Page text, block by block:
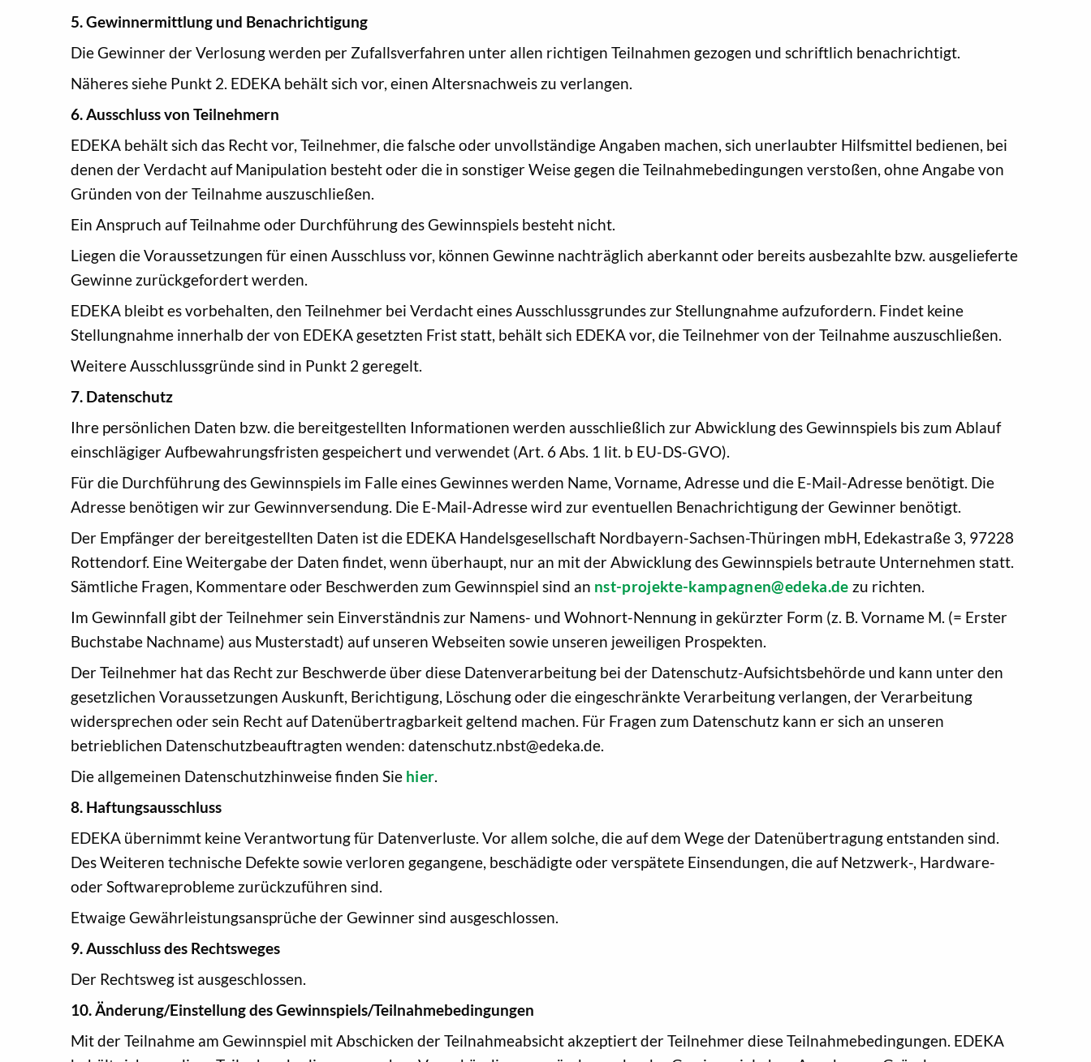
5. Gewinnermittlung und Benachrichtigung
Die Gewinner der Verlosung werden per Zufallsverfahren unter allen richtigen Teilnahmen gezogen und schriftlich benachrichtigt.
Näheres siehe Punkt 2. EDEKA behält sich vor, einen Altersnachweis zu verlangen.
6. Ausschluss von Teilnehmern
EDEKA behält sich das Recht vor, Teilnehmer, die falsche oder unvollständige Angaben machen, sich unerlaubter Hilfsmittel bedienen, bei
denen der Verdacht auf Manipulation besteht oder die in sonstiger Weise gegen die Teilnahmebedingungen verstoßen, ohne Angabe von
Gründen von der Teilnahme auszuschließen.
Ein Anspruch auf Teilnahme oder Durchführung des Gewinnspiels besteht nicht.
Liegen die Voraussetzungen für einen Ausschluss vor, können Gewinne nachträglich aberkannt oder bereits ausbezahlte bzw. ausgelieferte
Gewinne zurückgefordert werden.
EDEKA bleibt es vorbehalten, den Teilnehmer bei Verdacht eines Ausschlussgrundes zur Stellungnahme aufzufordern. Findet keine
Stellungnahme innerhalb der von EDEKA gesetzten Frist statt, behält sich EDEKA vor, die Teilnehmer von der Teilnahme auszuschließen.
Weitere Ausschlussgründe sind in Punkt 2 geregelt.
7. Datenschutz
Ihre persönlichen Daten bzw. die bereitgestellten Informationen werden ausschließlich zur Abwicklung des Gewinnspiels bis zum Ablauf
einschlägiger Aufbewahrungsfristen gespeichert und verwendet (Art. 6 Abs. 1 lit. b EU-DS-GVO).
Für die Durchführung des Gewinnspiels im Falle eines Gewinnes werden Name, Vorname, Adresse und die E-Mail-Adresse benötigt. Die
Adresse benötigen wir zur Gewinnversendung. Die E-Mail-Adresse wird zur eventuellen Benachrichtigung der Gewinner benötigt.
Der Empfänger der bereitgestellten Daten ist die EDEKA Handelsgesellschaft Nordbayern-Sachsen-Thüringen mbH, Edekastraße 3, 97228
Rottendorf. Eine Weitergabe der Daten findet, wenn überhaupt, nur an mit der Abwicklung des Gewinnspiels betraute Unternehmen statt.
Sämtliche Fragen, Kommentare oder Beschwerden zum Gewinnspiel sind an nst-projekte-kampagnen@edeka.de zu richten.
Im Gewinnfall gibt der Teilnehmer sein Einverständnis zur Namens- und Wohnort-Nennung in gekürzter Form (z. B. Vorname M. (= Erster
Buchstabe Nachname) aus Musterstadt) auf unseren Webseiten sowie unseren jeweiligen Prospekten.
Der Teilnehmer hat das Recht zur Beschwerde über diese Datenverarbeitung bei der Datenschutz-Aufsichtsbehörde und kann unter den
gesetzlichen Voraussetzungen Auskunft, Berichtigung, Löschung oder die eingeschränkte Verarbeitung verlangen, der Verarbeitung
widersprechen oder sein Recht auf Datenübertragbarkeit geltend machen. Für Fragen zum Datenschutz kann er sich an unseren
betrieblichen Datenschutzbeauftragten wenden: datenschutz.nbst@edeka.de.
Die allgemeinen Datenschutzhinweise finden Sie hier
8. Haftungsausschluss
EDEKA übernimmt keine Verantwortung für Datenverluste. Vor allem solche, die auf dem Wege der Datenübertragung entstanden sind.
Des Weiteren technische Defekte sowie verloren gegangene, beschädigte oder verspätete Einsendungen, die auf Netzwerk-, Hardware-
oder Softwareprobleme zurückzuführen sind.
Etwaige Gewährleistungsansprüche der Gewinner sind ausgeschlossen.
9. Ausschluss des Rechtsweges
Der Rechtsweg ist ausgeschlossen.
10. Änderung/Einstellung des Gewinnspiels/Teilnahmebedingungen
Mit der Teilnahme am Gewinnspiel mit Abschicken der Teilnahmeabsicht akzeptiert der Teilnehmer diese Teilnahmebedingungen. EDEKA